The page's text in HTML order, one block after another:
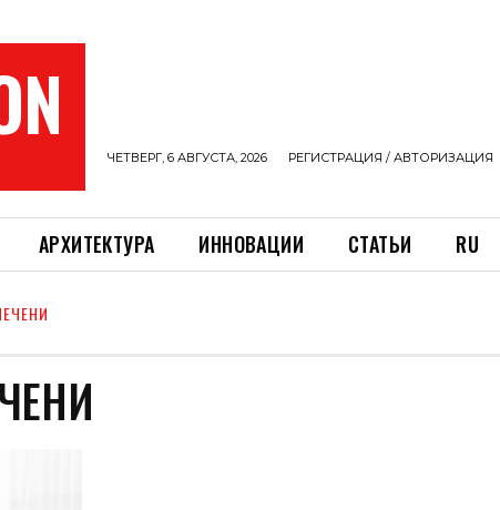
ЧЕТВЕРГ, 6 АВГУСТА, 2026 РЕГИСТРАЦИЯ / АВТОРИЗАЦИЯ
АРХИТЕКТУРА ИННОВАЦИИ СТАТЬИ RU